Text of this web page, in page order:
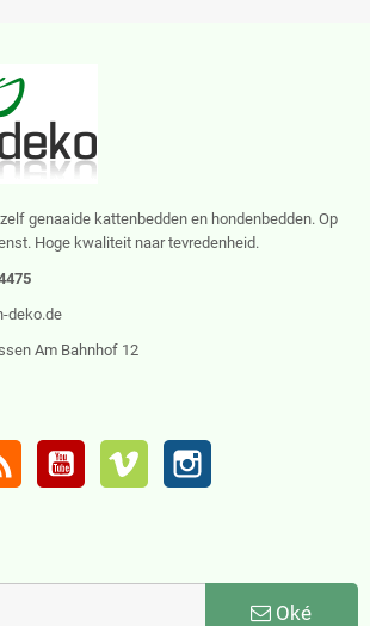
genaaide kattenbedden en hondenbedden. Op
Hoge kwaliteit naar tevredenheid.
deko.de
Am Bahnhof 12
RSS YouTube Vimeo
Oké